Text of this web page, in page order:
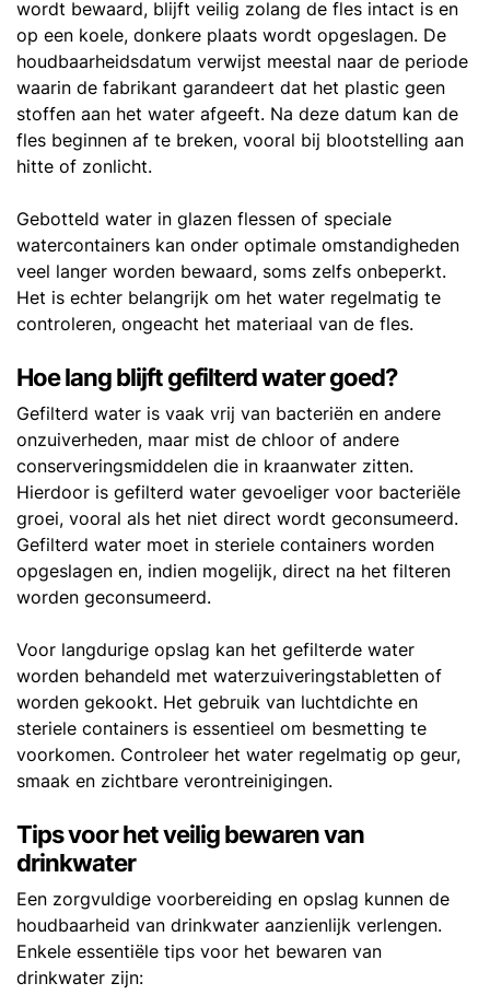
wordt bewaard, blijft veilig zolang de fles intact is en
op een koele, donkere plaats wordt opgeslagen. De
houdbaarheidsdatum verwijst meestal naar de periode
waarin de fabrikant garandeert dat het plastic geen
stoffen aan het water afgeeft. Na deze datum kan de
fles beginnen af te breken, vooral bij blootstelling aan
hitte of zonlicht.
Gebotteld water in glazen flessen of speciale
watercontainers kan onder optimale omstandigheden
veel langer worden bewaard, soms zelfs onbeperkt.
Het is echter belangrijk om het water regelmatig te
controleren, ongeacht het materiaal van de fles.
Hoe lang blijft gefilterd water goed?
Gefilterd water is vaak vrij van bacteriën en andere
onzuiverheden, maar mist de chloor of andere
conserveringsmiddelen die in kraanwater zitten.
Hierdoor is gefilterd water gevoeliger voor bacteriële
groei, vooral als het niet direct wordt geconsumeerd.
Gefilterd water moet in steriele containers worden
opgeslagen en, indien mogelijk, direct na het filteren
worden geconsumeerd.
Voor langdurige opslag kan het gefilterde water
worden behandeld met waterzuiveringstabletten of
worden gekookt. Het gebruik van luchtdichte en
steriele containers is essentieel om besmetting te
voorkomen. Controleer het water regelmatig op geur,
smaak en zichtbare verontreinigingen.
Tips voor het veilig bewaren van
drinkwater
Een zorgvuldige voorbereiding en opslag kunnen de
houdbaarheid van drinkwater aanzienlijk verlengen.
Enkele essentiële tips voor het bewaren van
drinkwater zijn: